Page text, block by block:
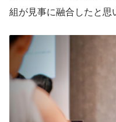
組が見事に融合したと思